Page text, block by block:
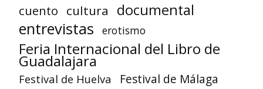
cuento cultura documental
entrevistas erotismo
Feria Internacional del Libro de
Guadalajara
Festival de Huelva Festival de Málaga